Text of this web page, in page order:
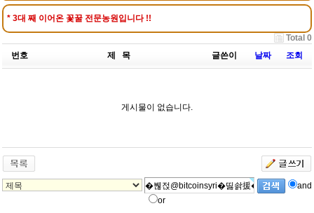
* 3대 째 이어온 꽃꿀 전문농원입니다 !!
Total 0
번호
제 목 글쓴이 날짜 조회
게시물이 없습니다.
and
or